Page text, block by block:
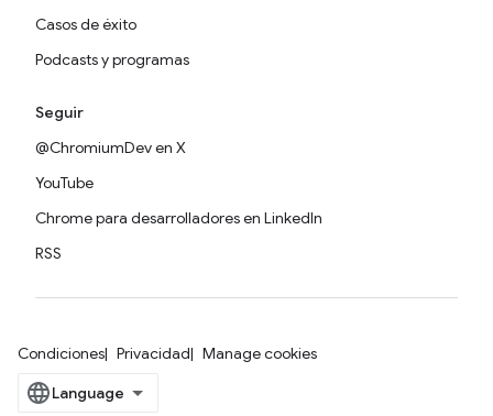
Casos de éxito
Podcasts y programas
Seguir
@ChromiumDev en X
YouTube
Chrome para desarrolladores en LinkedIn
RSS
Condiciones Privacidad Manage cookies